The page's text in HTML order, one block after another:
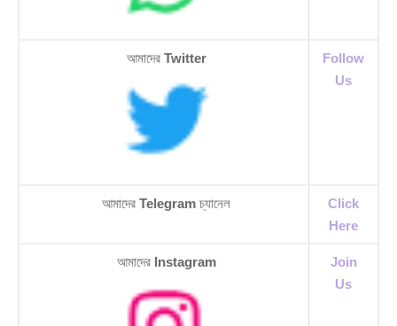
আমাদের Twitter
Follow
Us
আমাদের Telegramচ্যানেল
Click
Here
আমাদের Instagram
Join
Us